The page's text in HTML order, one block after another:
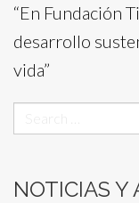
“En Fundación
desarrollo
vida”
for:
NOTICIAS Y